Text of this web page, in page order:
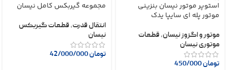
استوپر موتور نیسان بنزینی
موتور پله ای سایپا یدک
موتور و اگزوز نیسان, قطعات
موتوری نیسان
تومان
مجموعه گیربکس کامل نیسان
انتقال قدرت, قطعات گیربکس
نیسان
تومان